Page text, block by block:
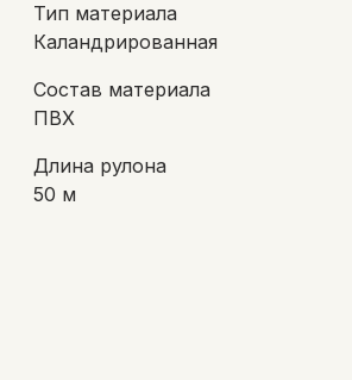
Тип материала
Каландрированная
Состав материала
ПВХ
Длина рулона
50 м